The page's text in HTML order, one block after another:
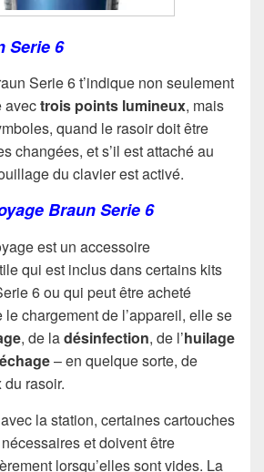
Serie 6
Serie 6 t’indique non seulement
avectrois points lumineux, mais
quand le rasoir doit être
changées, et s’il est attaché au
du clavier est activé.
Braun Serie 6
est un accessoire
qui est inclus dans certains kits
6 ou qui peut être acheté
le chargement de l’appareil, elle se
, de ladésinfection, de l’huilage
– en quelque sorte, de
du rasoir.
la station, certaines cartouches
et doivent être
lorsqu’elles sont vides. La